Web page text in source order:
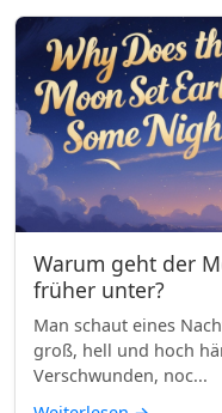
Warum geht der
früher unter?
Man schaut eines
groß, hell und hoch
Verschwunden, noc...